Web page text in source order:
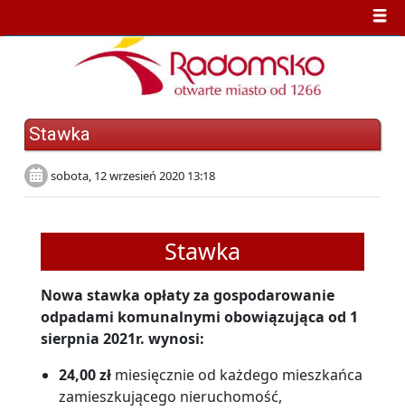
Stawka
sobota, 12 wrzesień 2020 13:18
Stawka
Nowa stawka opłaty za gospodarowanie
odpadami komunalnymi obowiązująca od 1
sierpnia 2021r. wynosi:
24,00 zł miesięcznie od każdego mieszkańca
zamieszkującego nieruchomość,